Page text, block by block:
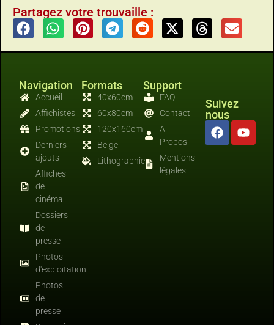
Partagez votre trouvaille :
Navigation
Accueil
Affichistes
Promotions
Derniers
ajouts
Affiches
de
cinéma
Dossiers
de
presse
Photos
d'exploitation
Photos
de
presse
Formats
40x60cm
60x80cm
120x160cm
Belge
Lithographies
Support
FAQ
Contact
A
Propos
Mentions
légales
Suivez
nous